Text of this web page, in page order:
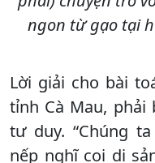
ngon từ gạo tại
Lời giải cho bài
tỉnh Cà Mau, phải
tư duy. “Chúng
nếp nghĩ coi di